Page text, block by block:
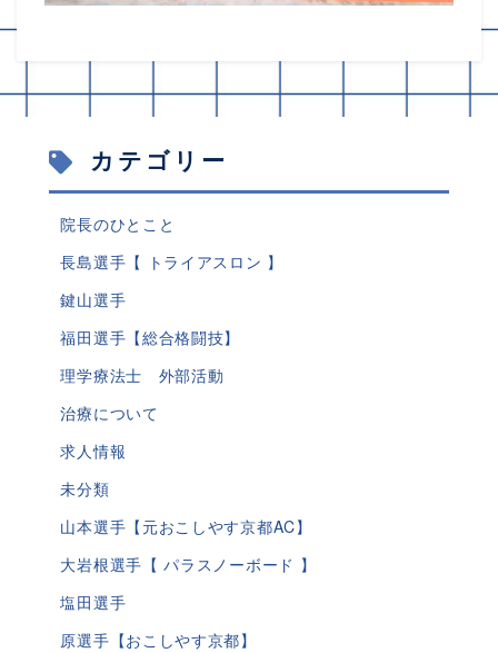
カテゴリー
院長のひとこと
長島選手【 トライアスロン 】
鍵山選手
福田選手【総合格闘技】
理学療法士 外部活動
治療について
求人情報
未分類
山本選手【元おこしやす京都AC】
大岩根選手【 パラスノーボード 】
塩田選手
原選手【おこしやす京都】